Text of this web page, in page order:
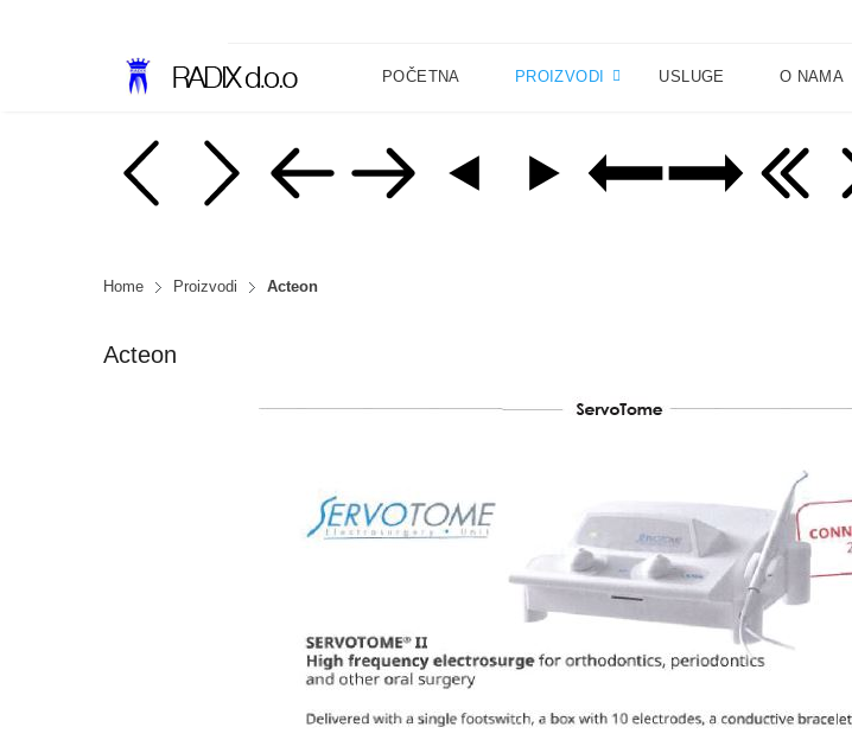
POČETNA
PROIZVODI USLUGE O NAMA
Home Proizvodi Acteon
Acteon